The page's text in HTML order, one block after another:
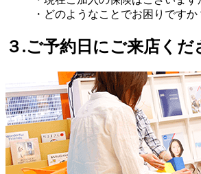
・どのようなことでお困りですか
３.ご予約日にご来店くだ